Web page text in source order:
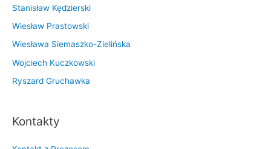
Stanisław Kędzierski
Wiesław Prastowski
Wiesława Siemaszko-Zielińska
Wojciech Kuczkowski
Ryszard Gruchawka
Kontakty